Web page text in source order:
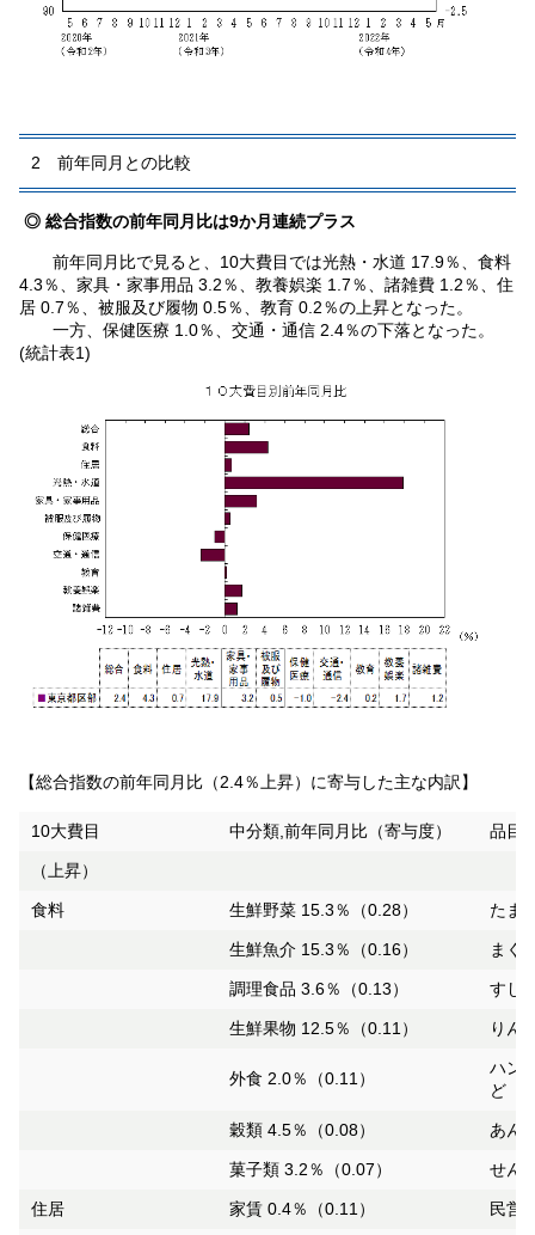
2 前年同月との比較
◎ 総合指数の前年同月比は9か月連続プラス
前年同月比で見ると、10大費目では光熱・水道 17.9％、食料
4.3％、家具・家事用品 3.2％、教養娯楽 1.7％、諸雑費 1.2％、住
居 0.7％、被服及び履物 0.5％、教育 0.2％の上昇となった。
一方、保健医療 1.0％、交通・通信 2.4％の下落となった。
(統計表1)
【総合指数の前年同月比（2.4％上昇）に寄与した主な内訳】
10大費目 中分類,前年同月比（寄与度） 品目,
（上昇）
食料 生鮮野菜 15.3％（0.28） たま
生鮮魚介 15.3％（0.16） まぐ
調理食品 3.6％（0.13） すし
生鮮果物 12.5％（0.11） りん
外食 2.0％（0.11）
ハン
ど
穀類 4.5％（0.08） あん
菓子類 3.2％（0.07） せん
住居 家賃 0.4％（0.11） 民営